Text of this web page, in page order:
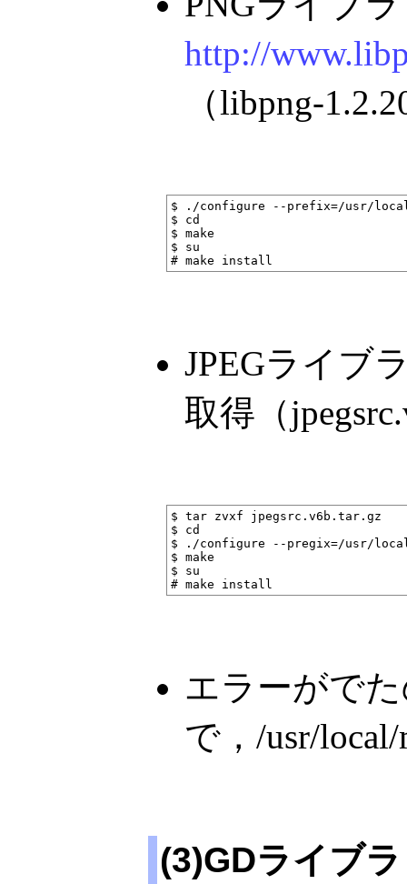
http://
（libpng-
$ ./configure --prefix=/usr/
$ cd
$ make
$ su
JPEGライブ
取得（
$ tar zvxf jpegsrc.v6b.tar.gz
$ cd
$ ./configure --pregix=/usr/
$ make
$ su
エラーがで
で，/usr/
(3)GDライブ